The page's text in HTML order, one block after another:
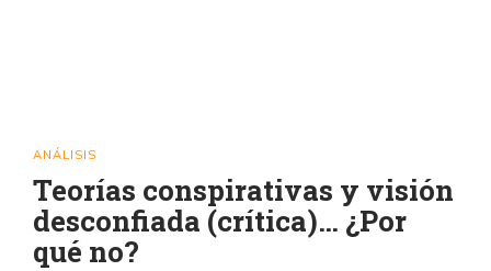
ANÁLISIS
Teorías conspirativas y visión
desconfiada (crítica)… ¿Por
qué no?